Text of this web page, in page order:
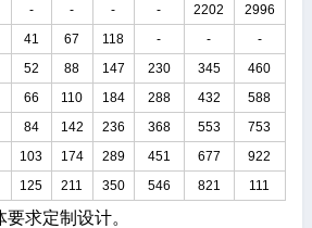
- - - - 2202 2996
41 67 118 - -
-
52 88 147 230 345
460
66 110 184 288 432
588
84 142 236 368 553
753
103 174 289 451 677
922
125 211 350 546 821 111
求定制设计。